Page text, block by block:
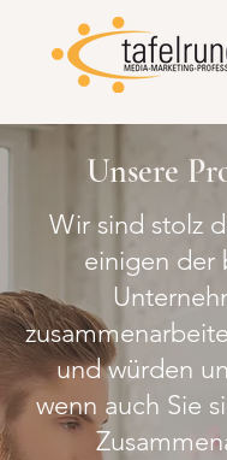
Unsere
Wir sind stolz
einigen der
und würden
wenn auch Sie